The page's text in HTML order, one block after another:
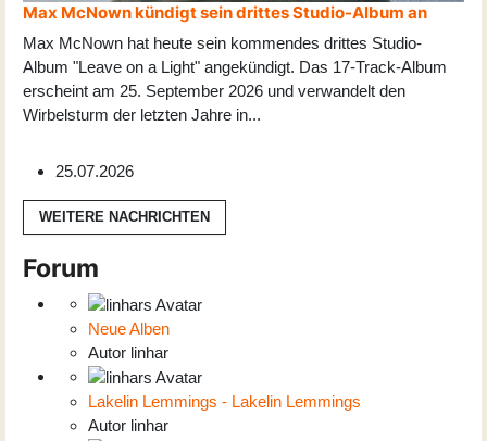
Max McNown kündigt sein drittes Studio-Album an
Max McNown hat heute sein kommendes drittes Studio-
Album "Leave on a Light" angekündigt. Das 17-Track-Album
erscheint am 25. September 2026 und verwandelt den
Wirbelsturm der letzten Jahre in...
25.07.2026
WEITERE NACHRICHTEN
Forum
Neue Alben
Autor linhar
Lakelin Lemmings - Lakelin Lemmings
Autor linhar